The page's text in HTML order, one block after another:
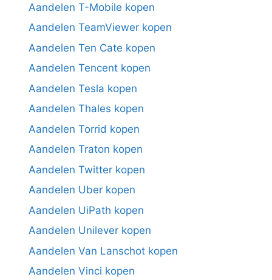
Aandelen T-Mobile kopen
Aandelen TeamViewer kopen
Aandelen Ten Cate kopen
Aandelen Tencent kopen
Aandelen Tesla kopen
Aandelen Thales kopen
Aandelen Torrid kopen
Aandelen Traton kopen
Aandelen Twitter kopen
Aandelen Uber kopen
Aandelen UiPath kopen
Aandelen Unilever kopen
Aandelen Van Lanschot kopen
Aandelen Vinci kopen